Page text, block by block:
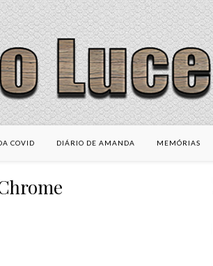
COVID DIÁRIO DE AMANDA MEMÓRIAS